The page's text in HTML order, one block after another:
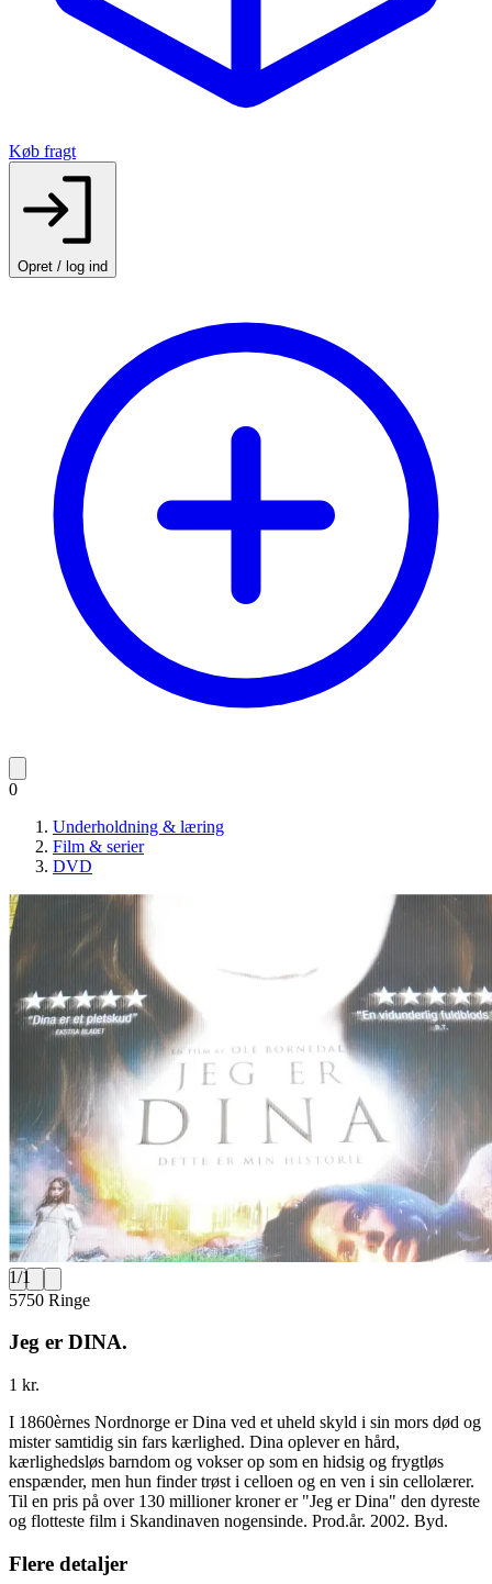
Køb fragt
Opret / log ind
0
Underholdning & læring
Film & serier
DVD
1/1
5750 Ringe
Jeg er DINA.
1 kr.
I 1860èrnes Nordnorge er Dina ved et uheld skyld i sin mors død og
mister samtidig sin fars kærlighed. Dina oplever en hård,
kærlighedsløs barndom og vokser op som en hidsig og frygtløs
enspænder, men hun finder trøst i celloen og en ven i sin cellolærer.
Til en pris på over 130 millioner kroner er "Jeg er Dina" den dyreste
og flotteste film i Skandinaven nogensinde. Prod.år. 2002. Byd.
Flere detaljer